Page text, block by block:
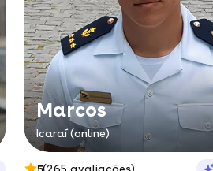
Marcos
Icaraí (online)
5(265 avaliações)